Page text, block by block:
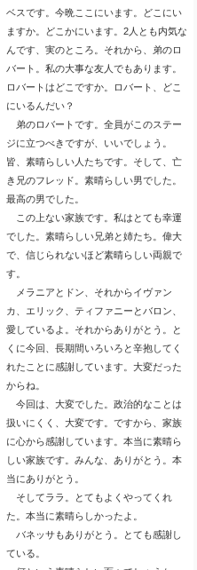
ベスです。今晩ここにいます。どこにい
ますか。どこかにいます。2人とも内気な
んです、実のところ。それから、弟のロ
バート。私の大事な友人でもあります。
ロバートはどこですか。ロバート、どこ
にいるんだい？
弟のロバートです。全員がこのステー
ジに立つべきですが、いいでしょう。
皆、素晴らしい人たちです。そして、亡
き兄のフレッド。素晴らしい男でした。
最高の男でした。
この上ない家族です。私はとても幸運
でした。素晴らしい兄弟と姉たち。偉大
で、信じられないほど素晴らしい両親で
す。
メラニアとドン、それからイヴァン
カ、エリック、ティファニーとバロン、
愛しているよ。それからありがとう。と
くに今回、長期間いろいろと辛抱してく
れたことに感謝しています。大変だった
からね。
今回は、大変でした。政治的なことは
扱いにくく、大変です。ですから、家族
に心から感謝しています。本当に素晴ら
しい家族です。みんな、ありがとう。本
当にありがとう。
そしてララ。とてもよくやってくれ
た。本当に素晴らしかったよ。
バネッサもありがとう。とても感謝し
ている。